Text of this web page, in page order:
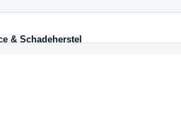
& Schadeherstel